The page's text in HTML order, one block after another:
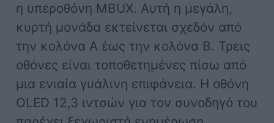
η υπεροθόνη MBUX. Αυτή η μεγάλη,
κυρτή μονάδα εκτείνεται σχεδόν από
την κολόνα Α έως την κολόνα Β. Τρεις
οθόνες είναι τοποθετημένες πίσω από
μια ενιαία γυάλινη επιφάνεια. Η οθόνη
OLED 12,3 ιντσών για τον συνοδηγό του